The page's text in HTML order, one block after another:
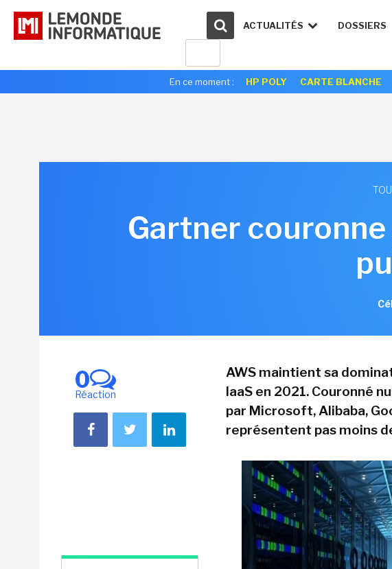
ACTUALITÉS DOSSIERS
En ce moment : HP POLY CARTE BLANCHE
Gartner
0
Réaction
AWS maintient sa
IaaS en 2021. Couronné
par Microsoft, Alibaba,
représentent pas moins